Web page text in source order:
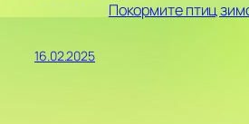
Покормите птиц
16.02.2025